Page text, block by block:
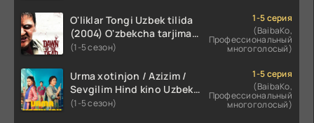
O'liklar Tongi Uzbek tilida
(2004) O'zbekcha tarjima
kino HD skachat
(1-5 сезон)
1-5 серия
(BaibaKo,
Профессиональный
многоголосый)
Urma xotinjon / Azizim /
Sevgilim Hind kino Uzbek
tilida 2022 O'zbekcha
(1-5 сезон)
1-5 серия
(BaibaKo,
Профессиональный
многоголосый)